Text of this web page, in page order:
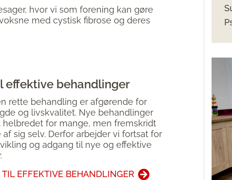
hvor vi som forening kan gøre
med cystisk fibrose og deres
effektive behandlinger
rette behandling er afgørende for
og livskvalitet. Nye behandlinger
helbredet for mange, men fremskridt
sig selv. Derfor arbejder vi fortsat for
og adgang til nye og effektive
EFFEKTIVE BEHANDLINGER